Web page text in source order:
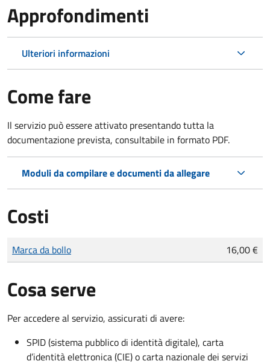
Approfondimenti
Ulteriori informazioni
Come fare
Il servizio può essere attivato presentando tutta la
documentazione prevista, consultabile in formato PDF.
Moduli da compilare e documenti da allegare
Costi
Tipo di pagamento
Importo
Marca da bollo 16,00 €
Cosa serve
Per accedere al servizio, assicurati di avere:
SPID (sistema pubblico di identità digitale), carta
d’identità elettronica (CIE) o carta nazionale dei servizi